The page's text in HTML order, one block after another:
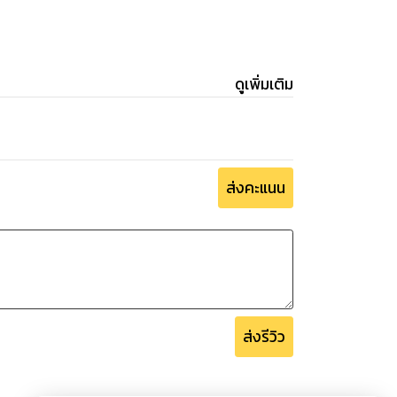
ดูเพิ่มเติม
ส่งคะแนน
ส่งรีวิว